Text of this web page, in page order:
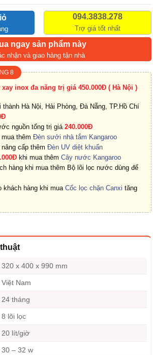
094.3838.278
Trợ giá tốt nhất
ngay sản phẩm này
nhận và giao hàng tận nhà
8
xay inox đa năng trị giá 450.000Đ ( Hà Nội )
thành Hà Nội, Hải Phòng, Đà Nẵng, TP.Hồ Chí
nguồn tổng trị giá240.000Đ
mua thêmĐèn sưởi nhà tắm Kangaroo
nâng cấp thêmĐèn UV diệt khuẩn
khi mua thêmCây nước Kangaroo
hàng khi mua thêm Bộ lõi lọc nước dùng để
khách hàng khi muaCốc lọc chặn Canxi tăng
320 x 400 x 990 mm
Việt Nam
24 tháng
8 lõi lọc
20 lít/giờ
30 – 32 w